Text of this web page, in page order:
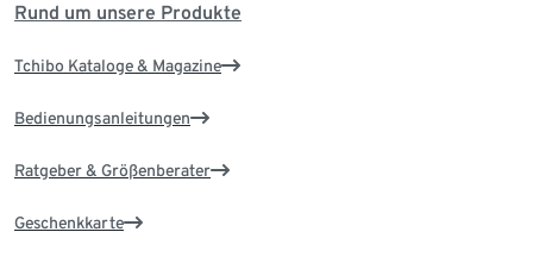
Rund um unsere Produkte
Tchibo Kataloge & Magazine
Bedienungsanleitungen
Ratgeber & Größenberater
Geschenkkarte